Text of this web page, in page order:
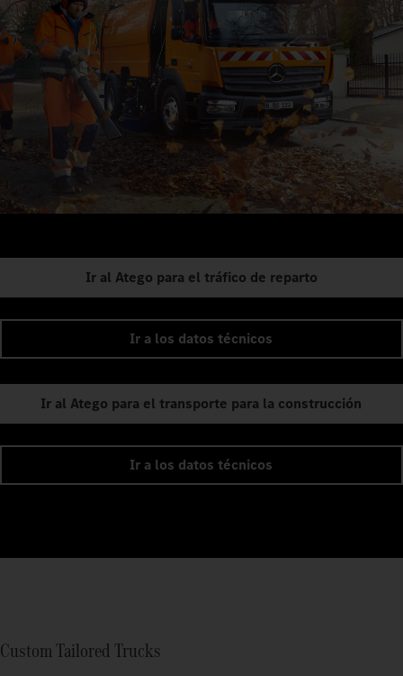
Ir al Atego para el tráfico de reparto
Ir a los datos técnicos
Ir al Atego para el transporte para la construcción
Ir a los datos técnicos
Custom Tailored Trucks